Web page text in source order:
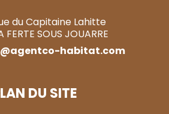
du Capitaine Lahitte
FERTE SOUS JOUARRE
habitat.com
DU SITE